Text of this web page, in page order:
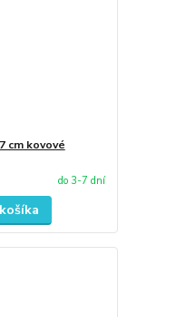
cm kovové
do 3-7 dní